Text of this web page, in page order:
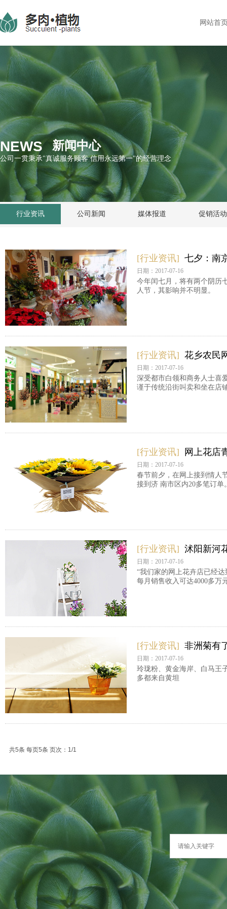
NEWS
公司一贯秉承"真诚服务顾客 信用永远第一"的经营理念
网站首
新闻中心
行业资讯 公司新闻 媒体报道 促销活动
[行业资讯] 七夕：南
日期：2017-07-16
今年闰七月，将有两个阴历
人节，其影响并不明显。
[行业资讯] 花乡农民
日期：2017-07-16
深受都市白领和商务人士喜
谨于传统沿街叫卖和坐在店
[行业资讯] 网上花店
日期：2017-07-16
春节前夕，在网上接到情人
接到济 南市区内20多笔订单
[行业资讯] 沭阳新河
日期：2017-07-16
“我们家的网上花卉店已经
每月销售收入可达4000多万
[行业资讯] 非洲菊有
日期：2017-07-16
玲珑粉、黄金海岸、白马王
多都来自黄坦
共5条 每页5条 页次：1/1